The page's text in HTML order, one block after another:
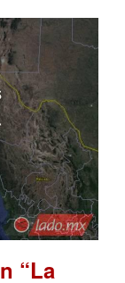
“La